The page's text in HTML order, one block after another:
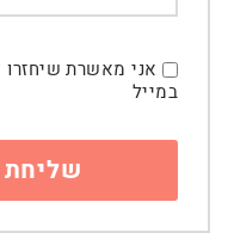
אני מאשרת שיחזרו
במייל